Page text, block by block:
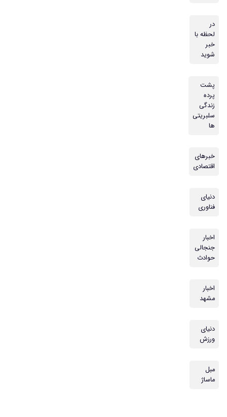
در
لحظه با
خبر
شوید
پشت
پرده
زندگی
سلبریتی
ها
خبرهای
اقتصادی
دنیای
فناوری
اخبار
جنجالی
حوادث
اخبار
مشهد
دنیای
ورزش
مبل
ماساژ